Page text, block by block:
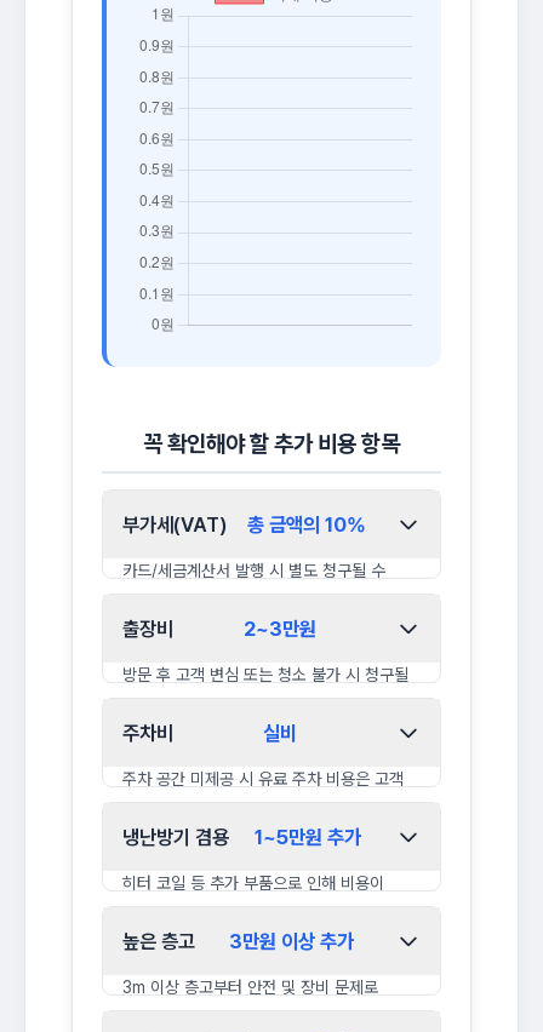
꼭 확인해야 할 추가 비용 항목
부가세(VAT) 총 금액의 10%
카드/세금계산서 발행 시 별도 청구될 수
있습니다.
출장비 2~3만원
방문 후 고객 변심 또는 청소 불가 시 청구될
수 있습니다.
주차비 실비
주차 공간 미제공 시 유료 주차 비용은 고객
부담입니다.
냉난방기 겸용 1~5만원 추가
히터 코일 등 추가 부품으로 인해 비용이
발생합니다.
높은 층고 3만원 이상 추가
3m 이상 층고부터 안전 및 장비 문제로
비용이 발생합니다.